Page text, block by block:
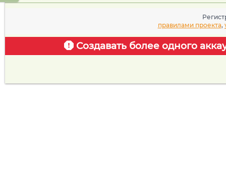
правилами проекта,
Создавать более одного